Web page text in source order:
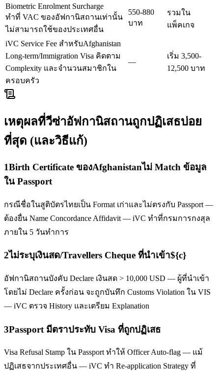
Biometric Enrolment Surcharge
ทำที่ VAC ของอัฟกานิสถานเท่านั้น
ไม่สามารถใช้ของประเทศอื่น
550-880
บาท
รวมใน
แพ็คเกจ
iVC Service Fee สำหรับAfghanistan
Long-term/Immigration Visa คิดตาม
Complexity และจำนวนสมาชิกใน
ครอบครัว
—
เริ่ม 3,500-
12,500 บาท
เหตุผลที่วีซ่าอัฟกานิสถานถูกปฏิเสธบ่อย
ที่สุด (และวิธีแก้)
1Birth Certificate ของAfghanistanไม่ Match ข้อมูล
ใน Passport
กรณีชื่อในสูติบัตรไทยเป็น Format เก่าและไม่ตรงกับ Passport —
ต้องยื่น Name Concordance Affidavit — iVC ทำที่กรมการกงสุล
ภายใน 5 วันทำการ
2ไม่ระบุเงินสด/Travellers Cheque ที่นำเข้า${c}
อัฟกานิสถานบังคับ Declare เงินสด > 10,000 USD — ผู้ที่นำเข้า
โดยไม่ Declare ครั้งก่อน จะถูกบันทึก Customs Violation ใน VIS
— iVC ตรวจ History และเตรียม Explanation
3Passport มีตราประทับ Visa ที่ถูกปฏิเสธ
Visa Refusal Stamp ใน Passport ทำให้ Officer Auto-flag — แม้
ปฏิเสธจากประเทศอื่น — iVC ทำ Re-application Strategy ที่